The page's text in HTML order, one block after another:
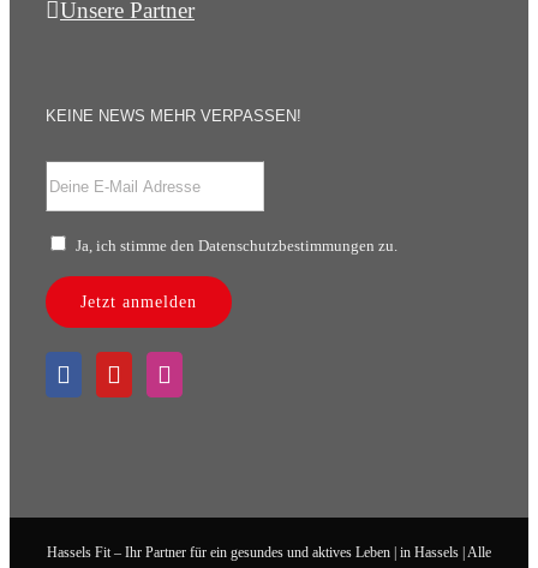
Unsere Partner
KEINE NEWS MEHR VERPASSEN!
Ja, ich stimme den Datenschutzbestimmungen zu.
Jetzt anmelden
Hassels Fit – Ihr Partner für ein gesundes und aktives Leben | in Hassels | Alle